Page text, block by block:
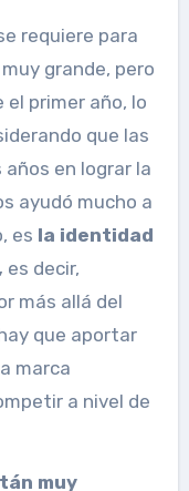
requiere para
grande, pero
primer año, lo
que las
en lograr la
ayudó mucho a
es la identidad
es decir,
más allá del
que aportar
marca
a nivel de
muy